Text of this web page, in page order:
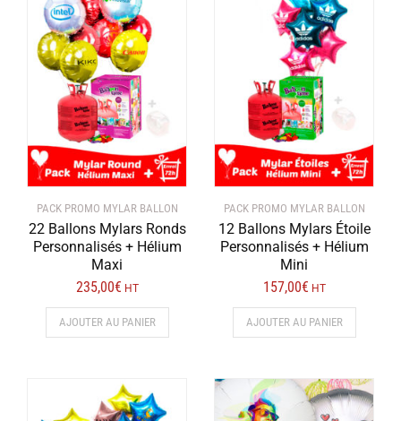
page
du
PACK PROMO MYLAR BALLON
22 Ballons Mylars Ronds
Personnalisés + Hélium
Maxi
235,00€ HT
AJOUTER AU PANIER
PACK PROMO MYLAR BALLON
12 Ballons Mylars Étoile
Personnalisés + Hélium
Mini
157,00€ HT
AJOUTER AU PANIER